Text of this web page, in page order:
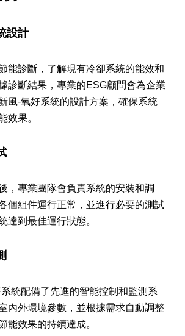
設計
能診斷，了解現有冷卻系統的能效和
診斷結果，專業的ESG顧問會為企業
風-氧好系統的設計方案，確保系統
效果。
，專業團隊會負責系統的安裝和調
個組件運行正常，並進行必要的測試
達到最佳運行狀態。
統配備了先進的智能控制和監測系
內外環境參數，並根據需求自動調整
能效果的持續達成。